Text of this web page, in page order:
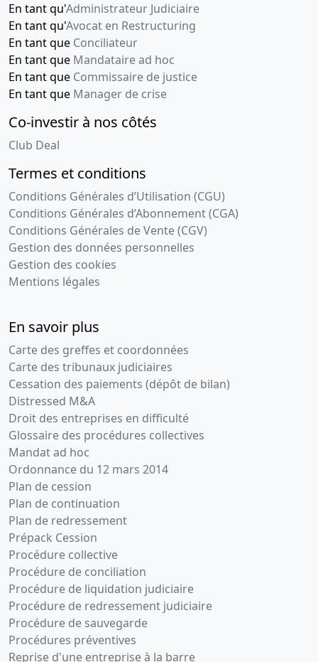
En tant qu'Administrateur Judiciaire
En tant qu'Avocat en Restructuring
En tant que Conciliateur
En tant que Mandataire ad hoc
En tant que Commissaire de justice
En tant que Manager de crise
Co-investir à nos côtés
Club Deal
Termes et conditions
Conditions Générales d’Utilisation (CGU)
Conditions Générales d’Abonnement (CGA)
Conditions Générales de Vente (CGV)
Gestion des données personnelles
Gestion des cookies
Mentions légales
En savoir plus
Carte des greffes et coordonnées
Carte des tribunaux judiciaires
Cessation des paiements (dépôt de bilan)
Distressed M&A
Droit des entreprises en difficulté
Glossaire des procédures collectives
Mandat ad hoc
Ordonnance du 12 mars 2014
Plan de cession
Plan de continuation
Plan de redressement
Prépack Cession
Procédure collective
Procédure de conciliation
Procédure de liquidation judiciaire
Procédure de redressement judiciaire
Procédure de sauvegarde
Procédures préventives
Reprise d'une entreprise à la barre